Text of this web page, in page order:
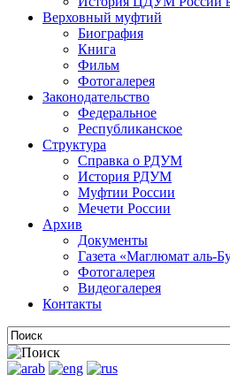
Верховный муфтий
Биография
Книга
Фильм
Фотогалерея
Законодательство
Федеральное
Республиканское
Структура
Справка о РДУМ
История РДУМ
Муфтии России
Мечети России
Архив
Документы
Газета «Маглюмат аль-
Фотогалерея
Видеогалерея
Контакты